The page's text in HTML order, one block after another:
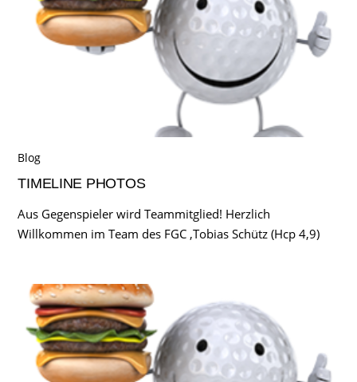
Blog
TIMELINE PHOTOS
Aus Gegenspieler wird Teammitglied! Herzlich
Willkommen im Team des FGC ,Tobias Schütz (Hcp 4,9)